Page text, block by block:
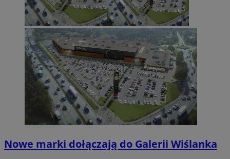
Nowe marki dołączają do Galerii Wiślanka